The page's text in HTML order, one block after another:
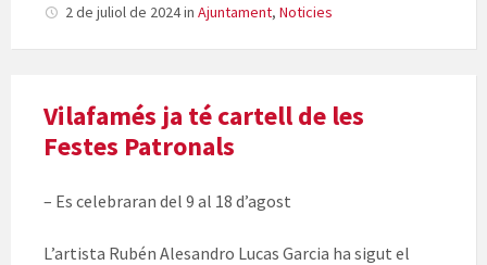
2 de juliol de 2024in Ajuntament, Noticies
Vilafamés ja té cartell de les
Festes Patronals
– Es celebraran del 9 al 18 d’agost
L’artista Rubén Alesandro Lucas Garcia ha sigut el